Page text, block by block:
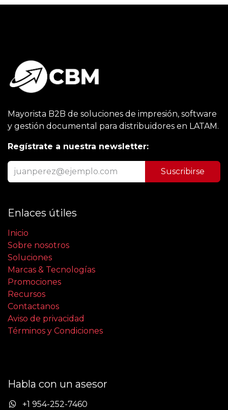
Mayorista B2B de soluciones de impresión, software
y gestión documental para distribuidores en LATAM.
Regístrate a nuestra newsletter:
Suscribirse
Enlaces útiles
Inicio
Sobre nosotros
Soluciones
Marcas & Tecnologías
Promociones
Recursos
Contactanos
Aviso de privacidad
Términos y Condiciones
Habla con un asesor
+1 954-252-7460